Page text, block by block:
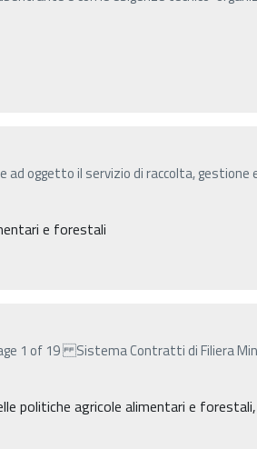
ad oggetto il servizio di raccolta, gestione
e forestali
1 of 19 Sistema Contratti di Filiera
politiche agricole alimentari e